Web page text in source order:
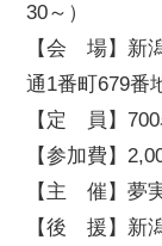
30～）
【会 場】新
通1番町679番
【定 員】700
【参加費】
【主 催】夢
【後 援】新